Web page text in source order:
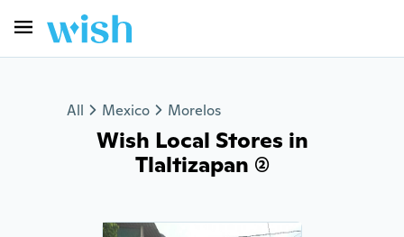
All Mexico Morelos
Wish Local Stores in
Tlaltizapan (2)